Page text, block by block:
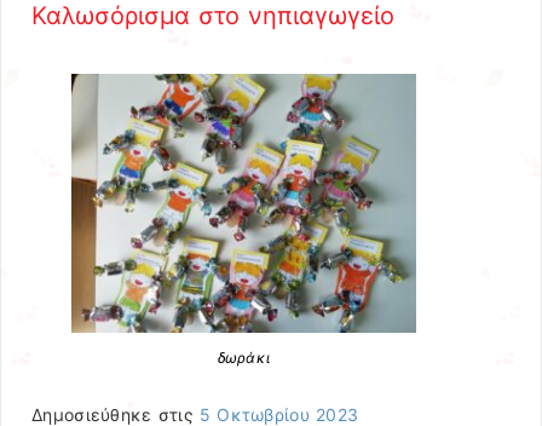
Καλωσόρισμα στο νηπιαγωγείο
δωράκι
Δημοσιεύθηκε στις 5 Οκτωβρίου 2023